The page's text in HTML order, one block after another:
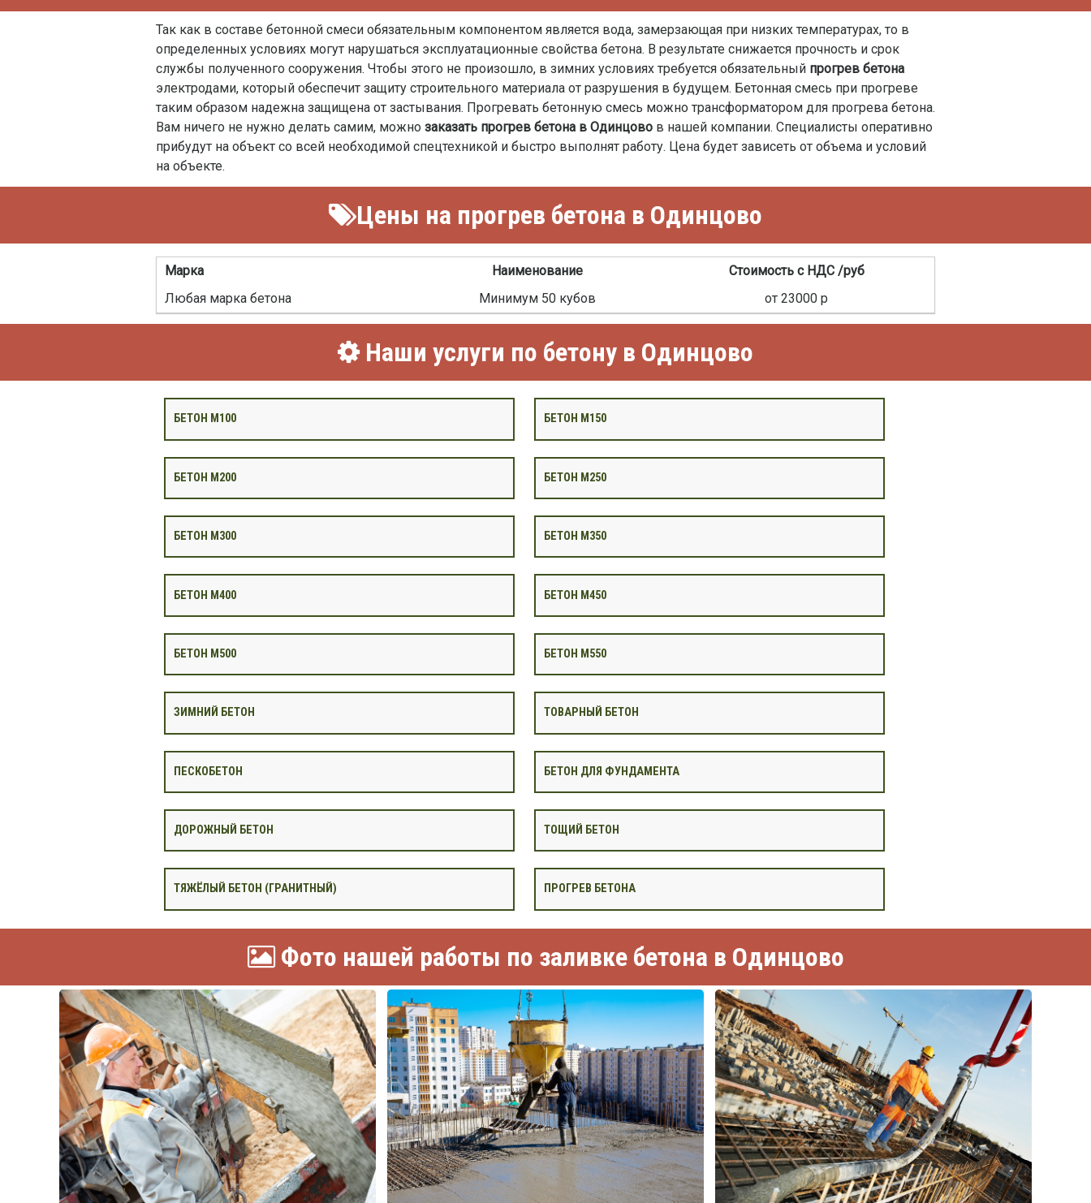
Так как в составе бетонной смеси обязательным компонентом является вода, замерзающая при низких температурах, то в
определенных условиях могут нарушаться эксплуатационные свойства бетона. В результате снижается прочность и срок
службы полученного сооружения. Чтобы этого не произошло, в зимних условиях требуется обязательный прогрев бетона
электродами, который обеспечит защиту строительного материала от разрушения в будущем. Бетонная смесь при прогреве
таким образом надежна защищена от застывания. Прогревать бетонную смесь можно трансформатором для прогрева бетона.
Вам ничего не нужно делать самим, можно заказать прогрев бетона в Одинцово в нашей компании. Специалисты оперативно
прибудут на объект со всей необходимой спецтехникой и быстро выполнят работу. Цена будет зависеть от объема и условий
на объекте.
Цены на прогрев бетона в Одинцово
Марка Наименование
Стоимость с НДС /руб
Любая марка бетона
Минимум 50 кубов от 23000 р
Наши услуги по бетону в Одинцово
БЕТОН М100 БЕТОН М150
БЕТОН М200 БЕТОН М250
БЕТОН М300 БЕТОН М350
БЕТОН М400 БЕТОН М450
БЕТОН М500 БЕТОН М550
ЗИМНИЙ БЕТОН ТОВАРНЫЙ БЕТОН
ПЕСКОБЕТОН БЕТОН ДЛЯ ФУНДАМЕНТА
ДОРОЖНЫЙ БЕТОН ТОЩИЙ БЕТОН
ТЯЖЁЛЫЙ БЕТОН (ГРАНИТНЫЙ) ПРОГРЕВ БЕТОНА
Фото нашей работы по заливке бетона в Одинцово